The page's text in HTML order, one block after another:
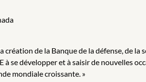
création de la Banque de la défense, de
se développer et à saisir de nouvelles
mondiale croissante. »